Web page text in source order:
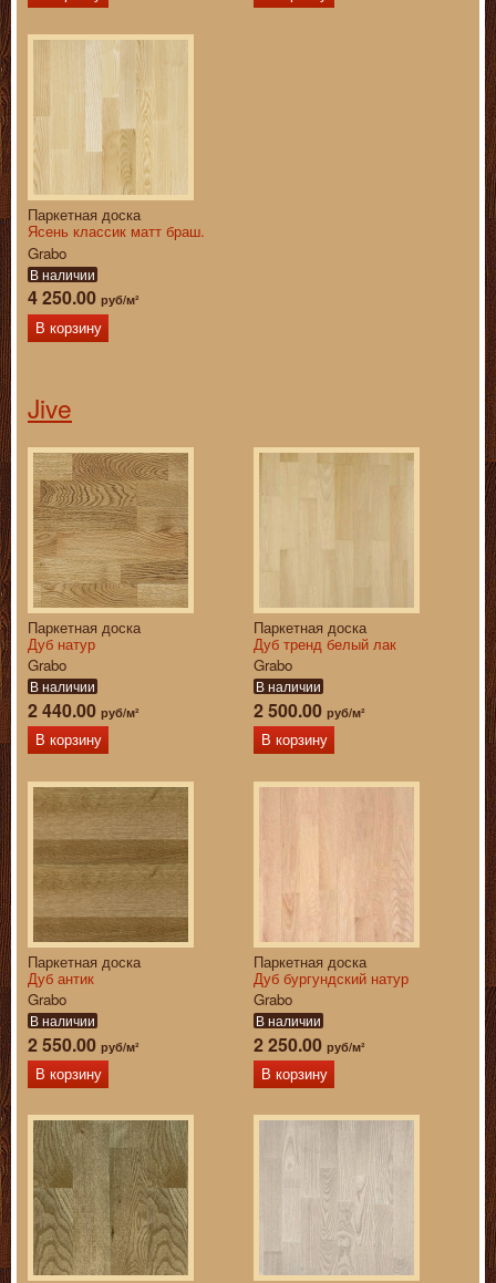
Паркетная доска
Ясень классик матт браш.
Grabo
В наличии
4 250.00 руб/м²
В корзину
Jive
Паркетная доска
Дуб натур
Grabo
В наличии
2 440.00 руб/м²
В корзину
Паркетная доска
Дуб тренд белый лак
Grabo
В наличии
2 500.00 руб/м²
В корзину
Паркетная доска
Дуб антик
Grabo
В наличии
2 550.00 руб/м²
В корзину
Паркетная доска
Дуб бургундский натур
Grabo
В наличии
2 250.00 руб/м²
В корзину